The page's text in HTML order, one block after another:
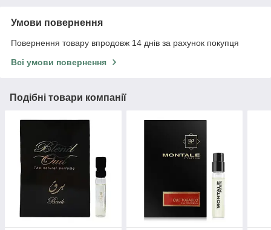
Умови повернення
Повернення товару впродовж 14 днів за рахунок покупця
Всі умови повернення
Подібні товари компанії